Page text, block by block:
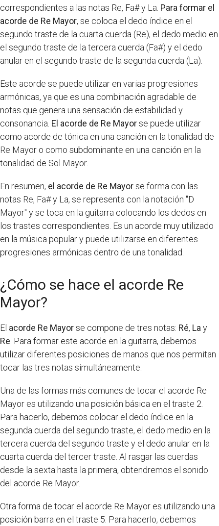
correspondientes a las notas Re, Fa# y La. Para formar el
acorde de Re Mayor, se coloca el dedo índice en el
segundo traste de la cuarta cuerda (Re), el dedo medio en
el segundo traste de la tercera cuerda (Fa#) y el dedo
anular en el segundo traste de la segunda cuerda (La).
Este acorde se puede utilizar en varias progresiones
armónicas, ya que es una combinación agradable de
notas que genera una sensación de estabilidad y
consonancia. El acorde de Re Mayorse puede utilizar
como acorde de tónica en una canción en la tonalidad de
Re Mayor o como subdominante en una canción en la
tonalidad de Sol Mayor.
En resumen, el acorde de Re Mayorse forma con las
notas Re, Fa# y La, se representa con la notación "D
Mayor" y se toca en la guitarra colocando los dedos en
los trastes correspondientes. Es un acorde muy utilizado
en la música popular y puede utilizarse en diferentes
progresiones armónicas dentro de una tonalidad.
¿Cómo se hace el acorde Re
Mayor?
El acorde Re Mayorse compone de tres notas: Ré, La y
Re . Para formar este acorde en la guitarra, debemos
utilizar diferentes posiciones de manos que nos permitan
tocar las tres notas simultáneamente.
Una de las formas más comunes de tocar el acorde Re
Mayor es utilizando una posición básica en el traste 2.
Para hacerlo, debemos colocar el dedo índice en la
segunda cuerda del segundo traste, el dedo medio en la
tercera cuerda del segundo traste y el dedo anular en la
cuarta cuerda del tercer traste. Al rasgar las cuerdas
desde la sexta hasta la primera, obtendremos el sonido
del acorde Re Mayor.
Otra forma de tocar el acorde Re Mayor es utilizando una
posición barra en el traste 5. Para hacerlo, debemos